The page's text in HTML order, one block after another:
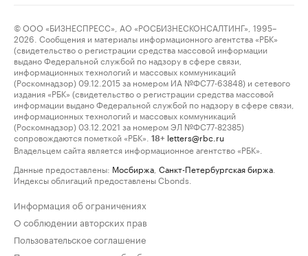
© ООО «БИЗНЕСПРЕСС», АО «РОСБИЗНЕСКОНСАЛТИНГ», 1995–
2026. Сообщения и материалы информационного агентства «РБК»
(свидетельство о регистрации средства массовой информации
выдано Федеральной службой по надзору в сфере связи,
информационных технологий и массовых коммуникаций
(Роскомнадзор) 09.12.2015 за номером ИА №ФС77-63848) и сетевого
издания «РБК» (свидетельство о регистрации средства массовой
информации выдано Федеральной службой по надзору в сфере связи,
информационных технологий и массовых коммуникаций
(Роскомнадзор) 03.12.2021 за номером ЭЛ №ФС77-82385)
сопровождаются пометкой «РБК».
18+ letters@rbc.ru
Владельцем сайта является информационное агентство «РБК».
Данные предоставлены: Мосбиржа Санкт-Петербургская биржа
Индексы облигаций предоставлены Cbonds.
Информация об ограничениях
О соблюдении авторских прав
Пользовательское соглашение